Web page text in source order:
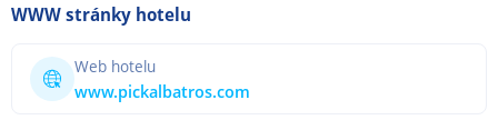
WWW stránky hotelu
Web hotelu
www.pickalbatros.com